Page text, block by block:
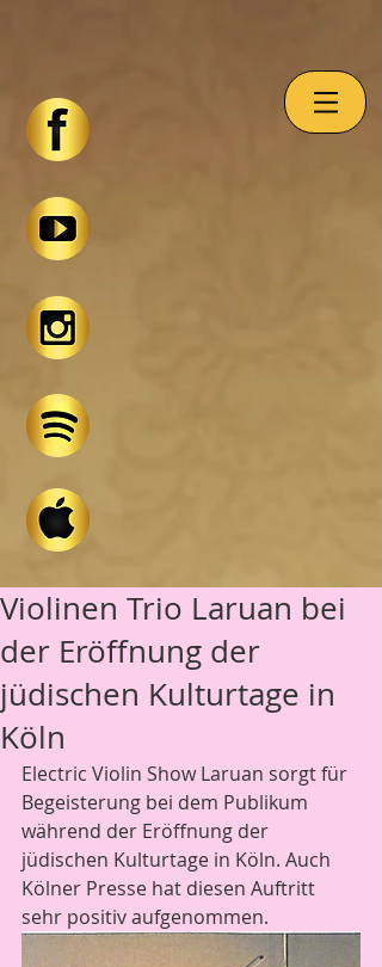
Violinen Trio Laruan bei
der Eröffnung der
jüdischen Kulturtage in
Köln
Electric Violin Show Laruan sorgt für
Begeisterung bei dem Publikum
während der Eröffnung der
jüdischen Kulturtage in Köln. Auch
Kölner Presse hat diesen Auftritt
sehr positiv aufgenommen.